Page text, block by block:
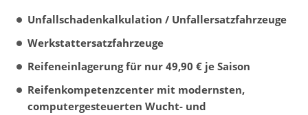
Unfallschadenkalkulation / Unfallersatzfahrzeuge
Werkstattersatzfahrzeuge
Reifeneinlagerung für nur 49,90 € je Saison
Reifenkompetenzcenter mit modernsten,
computergesteuerten Wucht- und